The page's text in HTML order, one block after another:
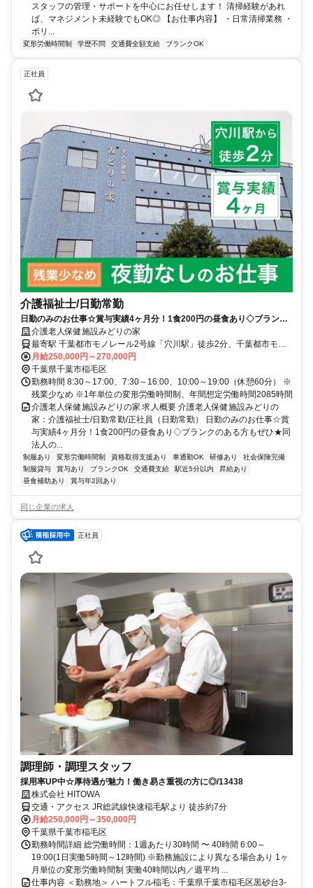
スタッフの管理・サポートを中心にお任せします！ 清掃経験があれ
ば、マネジメント未経験でもOK◎ 【お仕事内容】 ・日常清掃業務 ・
ポリ...
変形労働時間制 学歴不問 交通費全額支給 ブランクOK
正社員
介護福祉士/日勤常勤
日勤のみのお仕事☆賞与実績4ヶ月分！1食200円の昼食あり◇ブランク
のある方もぜひ★同法人の「千葉中央外科内科」に併設している、医療
体制もバッチリ【千葉市稲毛区・穴川駅/天台駅・老健・介護福祉士・日
勤常勤】
介護老人保健施設みどりの家
最寄駅 千葉都市モノレール2号線「穴川駅」徒歩2分、千葉都市モノ
レール2号線「天台駅」徒歩9分
月給250,000円～270,000円
千葉県千葉市稲毛区
勤務時間 8:30～17:00、7:30～16:00、10:00～19:00（休憩60分） ※
残業少なめ ※1年単位の変形労働時間制、年間想定労働時間2085時間
介護老人保健施設みどりの家 求人概要 介護老人保健施設みどりの
家：介護福祉士/日勤常勤/正社員（日勤常勤） 日勤のみのお仕事☆賞
与実績4ヶ月分！1食200円の昼食あり◇ブランクのある方もぜひ★同
法人の...
制服あり 変形労働時間制 資格取得支援あり 車通勤OK 研修あり
社会保険完備
制服貸与
賞与あり ブランクOK 交通費支給 駅近5分以内
昇給あり
昼食補助あり
賞与年2回あり
同じ企業の求人
正社員
調理師・調理スタッフ
採用率UP中☆厚待遇が魅力！働き易さ重視の方に◎/13438
株式会社 HITOWA
交通・アクセス JR総武線快速稲毛駅より 徒歩約7分
月給250,000円～350,000円
千葉県千葉市稲毛区
勤務時間詳細 総労働時間：1週あたり30時間 〜 40時間 6:00～
19:00(1日実働5時間～12時間) ※勤務施設により異なる場合あり 1ヶ
月単位の変形労働時間制 実働40時間以内／週平均 ...
仕事内容 ＜勤務地＞ ハートフル稲毛：千葉県千葉市稲毛区黒砂台3-